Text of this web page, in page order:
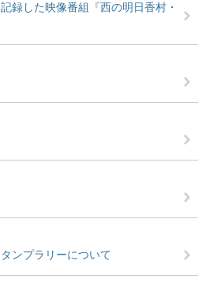
録した映像番組『西の明日香村・
ンプラリーについて